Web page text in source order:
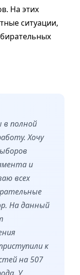
На этих
ситуации,
в полной
Хочу
и
всех
На данный
к
на 507